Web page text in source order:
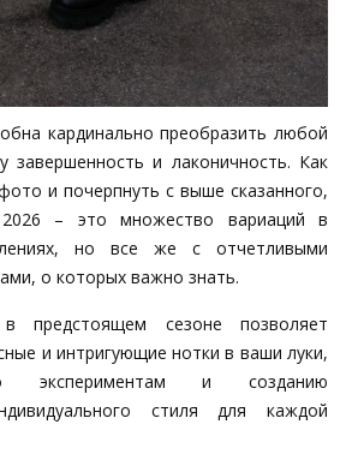
кардинально преобразить любой
завершенность и лаконичность. Как
и почерпнуть с выше сказанного,
– это множество вариаций в
но все же с отчетливыми
о которых важно знать.
сезоне позволяет
и интригующие нотки в ваши луки,
экспериментам и созданию
стиля для каждой